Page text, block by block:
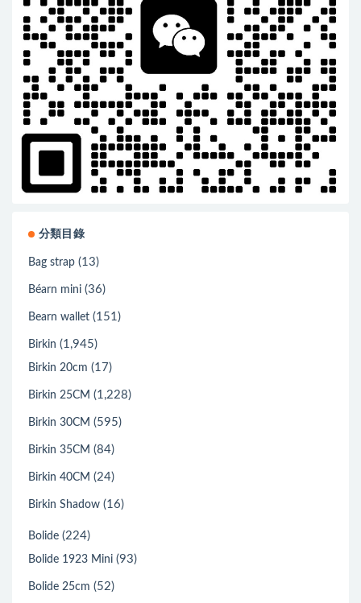
分類目錄
Bag strap (13)
Béarn mini (36)
Bearn wallet (151)
Birkin (1,945)
Birkin 20cm (17)
Birkin 25CM (1,228)
Birkin 30CM (595)
Birkin 35CM (84)
Birkin 40CM (24)
Birkin Shadow (16)
Bolide (224)
Bolide 1923 Mini (93)
Bolide 25cm (52)